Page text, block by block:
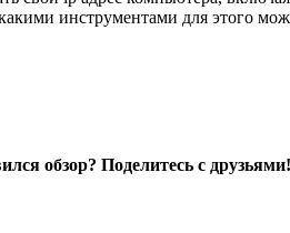
инструментами для этого
обзор? Поделитесь с